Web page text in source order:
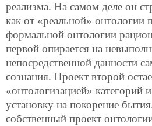
реализма. На самом деле он
как от «реальной» онтологии
формальной онтологии
первой опирается на
непосредственной данности
сознания. Проект второй
«онтологизацией» категорий
установку на покорение
собственный проект